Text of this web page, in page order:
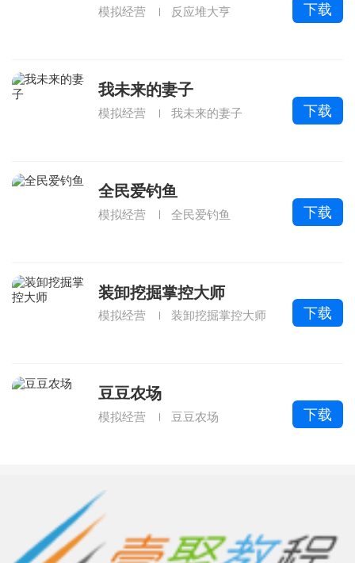
模拟经营 反应堆大亨 下载
我未来的妻子
模拟经营 我未来的妻子 下载
全民爱钓鱼
模拟经营 全民爱钓鱼 下载
装卸挖掘掌控大师
模拟经营 装卸挖掘掌控大师 下载
豆豆农场
模拟经营 豆豆农场 下载